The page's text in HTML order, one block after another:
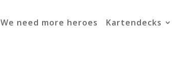
We need more heroes Kartendecks